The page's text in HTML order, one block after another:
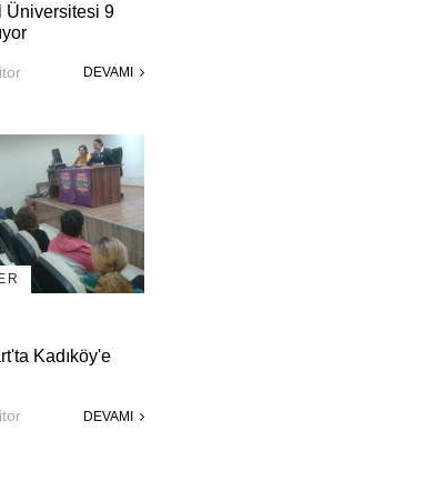
Üniversitesi 9
DEVAMI
Kadıköy'e
DEVAMI